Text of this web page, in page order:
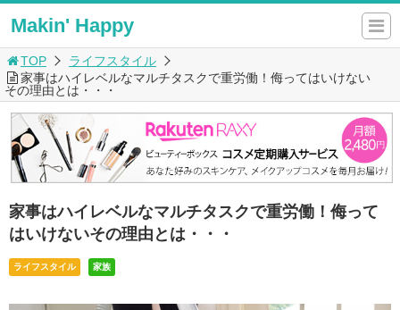
Makin' Happy
TOP
ライフスタイル
家事はハイレベルなマルチタスクで重労働！侮ってはいけない
その理由とは・・・
家事はハイレベルなマルチタスクで重労働！侮って
はいけないその理由とは・・・
ライフスタイル 家族